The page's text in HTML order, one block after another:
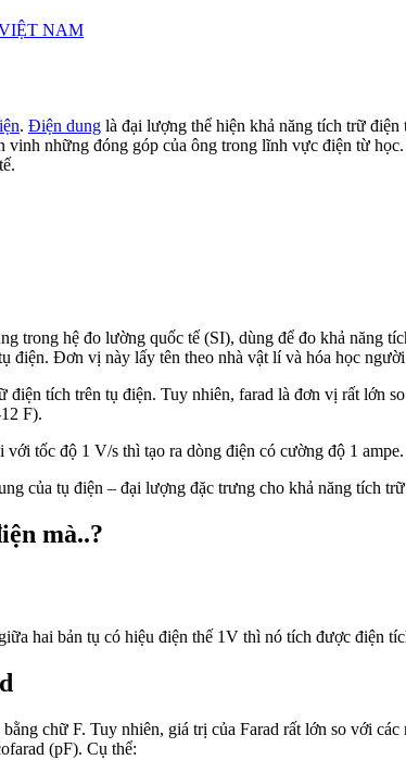
NAM
. Điện dung là đại lượng thể hiện khả năng tích trữ
những đóng góp của ông trong lĩnh vực điện từ
trong hệ đo lường quốc tế (SI), dùng để đo khả năng
điện. Đơn vị này lấy tên theo nhà vật lí và hóa học
điện tích trên tụ điện. Tuy nhiên, farad là đơn vị rất lớn
F).
với tốc độ 1 V/s thì tạo ra dòng điện có cường độ 1
của tụ điện – đại lượng đặc trưng cho khả năng tích
mà..?
hai bản tụ có hiệu điện thế 1V thì nó tích được điện
chữ F. Tuy nhiên, giá trị của Farad rất lớn so với
(pF). Cụ thể: